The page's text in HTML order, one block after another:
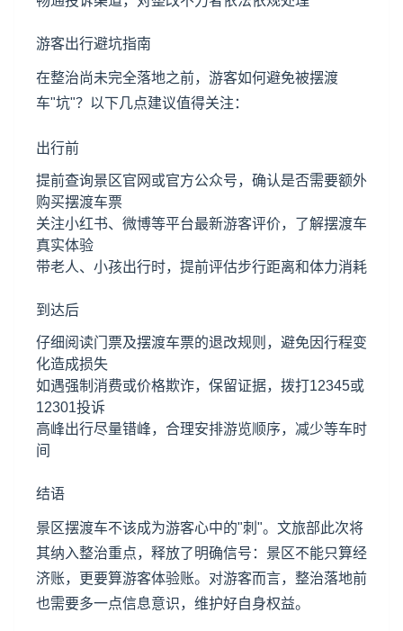
游客出行避坑指南
在整治尚未完全落地之前，游客如何避免被摆渡
车"坑"？以下几点建议值得关注：
出行前
提前查询景区官网或官方公众号，确认是否需要额外
购买摆渡车票
关注小红书、微博等平台最新游客评价，了解摆渡车
真实体验
带老人、小孩出行时，提前评估步行距离和体力消耗
到达后
仔细阅读门票及摆渡车票的退改规则，避免因行程变
化造成损失
如遇强制消费或价格欺诈，保留证据，拨打12345或
12301投诉
高峰出行尽量错峰，合理安排游览顺序，减少等车时
间
结语
景区摆渡车不该成为游客心中的"刺"。文旅部此次将
其纳入整治重点，释放了明确信号：景区不能只算经
济账，更要算游客体验账。对游客而言，整治落地前
也需要多一点信息意识，维护好自身权益。